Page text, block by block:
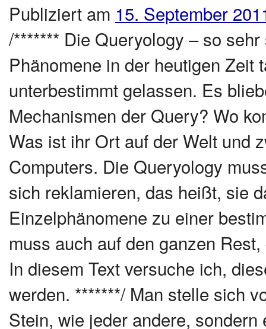
Publiziert am 15. September
/******* Die Queryology – so
Phänomene in der heutigen Zeit
unterbestimmt gelassen. Es
Mechanismen der Query? Wo
Was ist ihr Ort auf der Welt und
Computers. Die Queryology
sich reklamieren, das heißt, sie
Einzelphänomene zu einer
muss auch auf den ganzen
In diesem Text versuche ich,
werden. *******/ Man stelle sich
Stein, wie jeder andere,